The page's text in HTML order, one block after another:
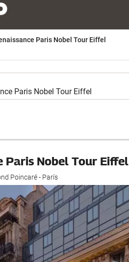
Paris Nobel Tour Eiffel
Paris Nobel Tour Eiffel
Poincaré - París